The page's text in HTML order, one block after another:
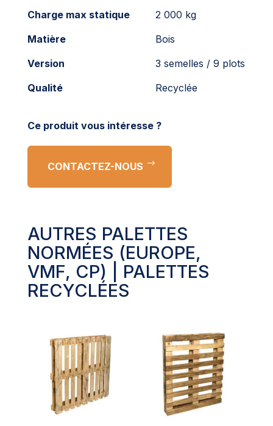
Charge max statique
2 000 kg
Matière
Bois
Version
3 semelles / 9 plots
Qualité
Recyclée
Ce produit vous intéresse ?
CONTACTEZ-NOUS
AUTRES PALETTES
NORMÉES (EUROPE,
VMF, CP)
PALETTES
RECYCLÉES